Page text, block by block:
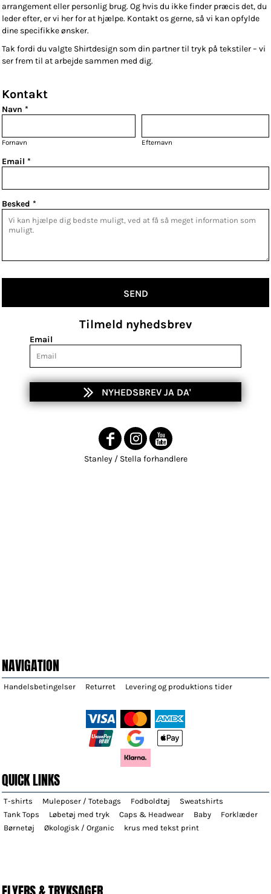
arrangement eller personlig brug. Og hvis du ikke finder præcis det, du
leder efter, er vi her for at hjælpe. Kontakt os gerne, så vi kan opfylde
dine specifikke ønsker.
Tak fordi du valgte Shirtdesign som din partner til tryk på tekstiler – vi
ser frem til at arbejde sammen med dig.
Kontakt
Navn *
Fornavn Efternavn
Email *
Besked *
SEND
Tilmeld nyhedsbrev
Email
NYHEDSBREV JA DA'
Stanley / Stella forhandlere
NAVIGATION
Handelsbetingelser Returret Levering og produktions tider
QUICK LINKS
T-shirts Muleposer / Totebags Fodboldtøj
Sweatshirts
Tank Tops
Løbetøj med tryk Caps & Headwear Baby
Forklæder
Børnetøj
Økologisk / Organic krus med tekst print